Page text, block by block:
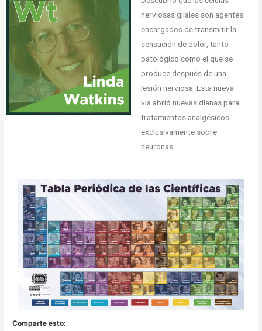
nerviosas gliales son agentes
encargados de transmitir la
sensación de dolor, tanto
patológico como el que se
produce después de una
lesión nerviosa. Esta nueva
vía abrió nuevas dianas para
tratamientos analgésicos
exclusivamente sobre
neuronas.
Comparte esto: